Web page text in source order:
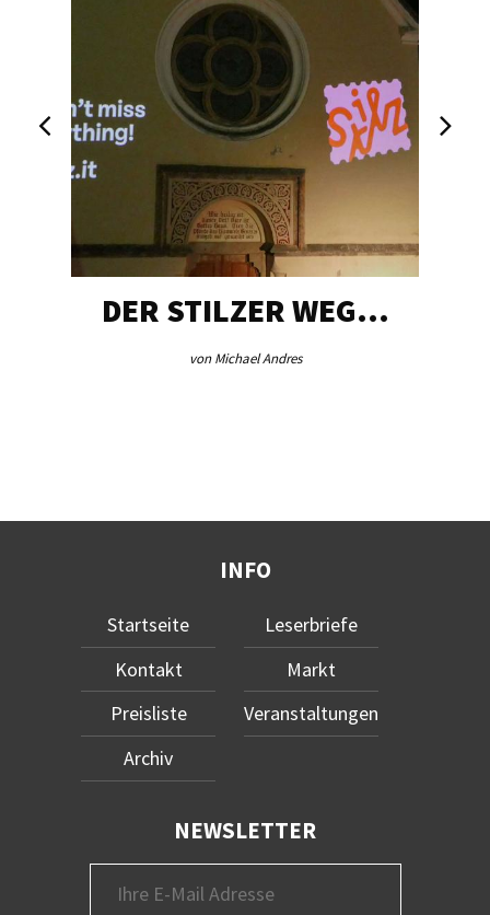
DER STILZER WEG…
von Michael Andres
INFO
Startseite
Kontakt
Preisliste
Archiv
Leserbriefe
Markt
Veranstaltungen
NEWSLETTER